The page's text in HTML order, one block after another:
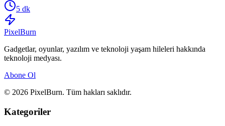
5 dk
PixelBurn
Gadgetlar, oyunlar, yazılım ve teknoloji yaşam hileleri hakkında
teknoloji medyası.
Abone Ol
© 2026 PixelBurn. Tüm hakları saklıdır.
Kategoriler